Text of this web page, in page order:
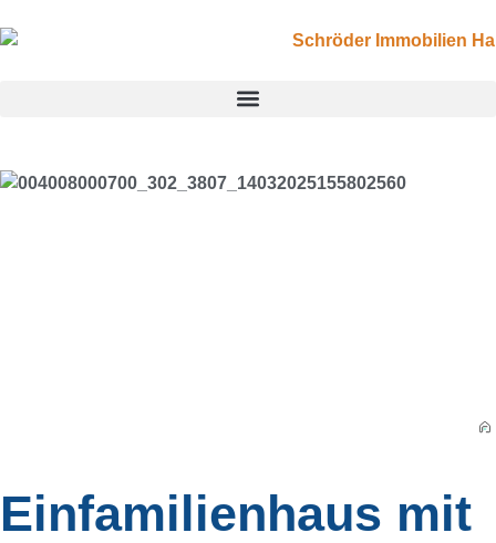
Einfamilienhaus mit